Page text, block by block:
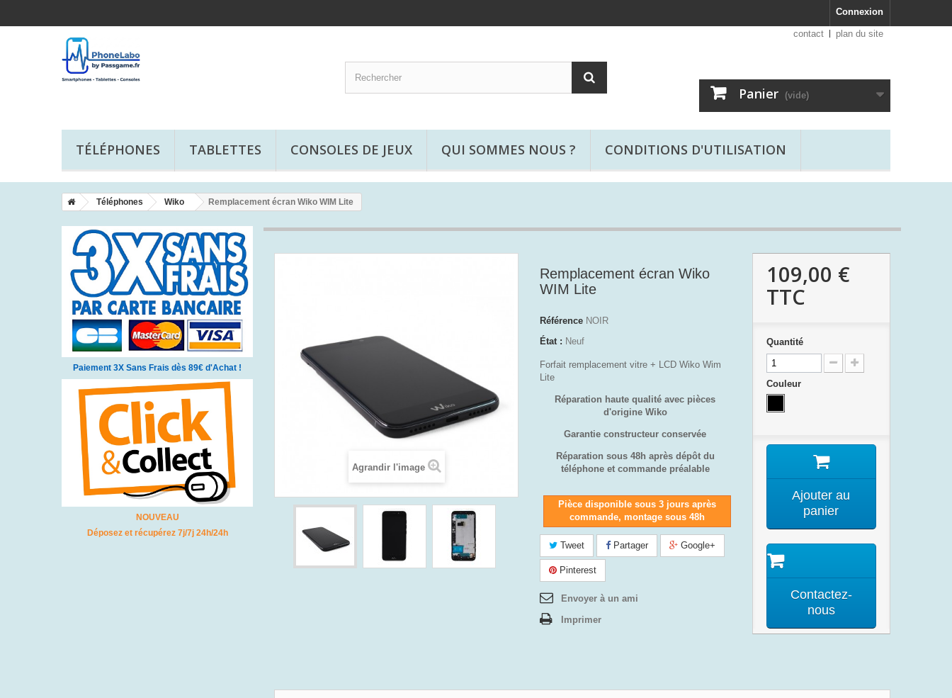
Connexion
contact plan du site
Panier (vide)
TÉLÉPHONES TABLETTES CONSOLES DE JEUX QUI SOMMES NOUS ? CONDITIONS D'UTILISATION
Téléphones Wiko Remplacement écran Wiko WIM Lite
Paiement 3X Sans Frais dès 89€ d'Achat !
NOUVEAU
Déposez et récupérez 7j/7j 24h/24h
Agrandir l'image
Remplacement écran Wiko
WIM Lite
Référence NOIR
État : Neuf
Forfait remplacement vitre + LCD Wiko Wim
Lite
Réparation haute qualité avec pièces
d'origine Wiko
Garantie constructeur conservée
Réparation sous 48h après dépôt du
téléphone et commande préalable
Pièce disponible sous 3 jours après
commande, montage sous 48h
Tweet Partager Google+
Pinterest
Envoyer à un ami
Imprimer
109,00 €
TTC
Quantité
Couleur
Ajouter au
panier
Contactez-
nous